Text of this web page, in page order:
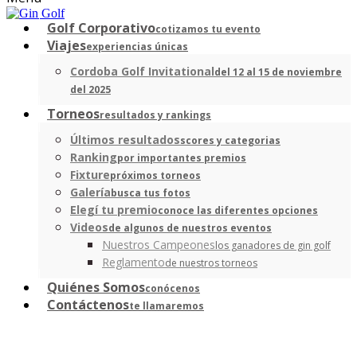
Golf Corporativocotizamos tu evento
Viajesexperiencias únicas
Cordoba Golf Invitationaldel 12 al 15 de noviembre
del 2025
Torneosresultados y rankings
Últimos resultadosscores y categorias
Rankingpor importantes premios
Fixturepróximos torneos
Galeríabusca tus fotos
Elegí tu premioconoce las diferentes opciones
Videosde algunos de nuestros eventos
Nuestros Campeoneslos ganadores de gin golf
Reglamentode nuestros torneos
Quiénes Somosconócenos
Contáctenoste llamaremos